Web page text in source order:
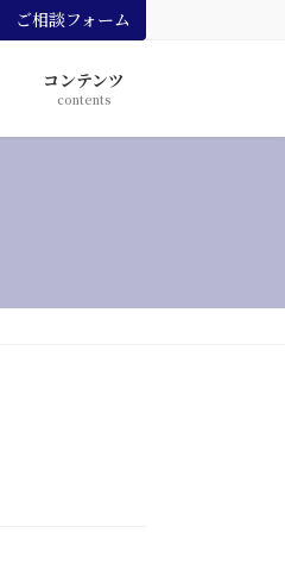
ご相談フォーム
コンテンツ
contents